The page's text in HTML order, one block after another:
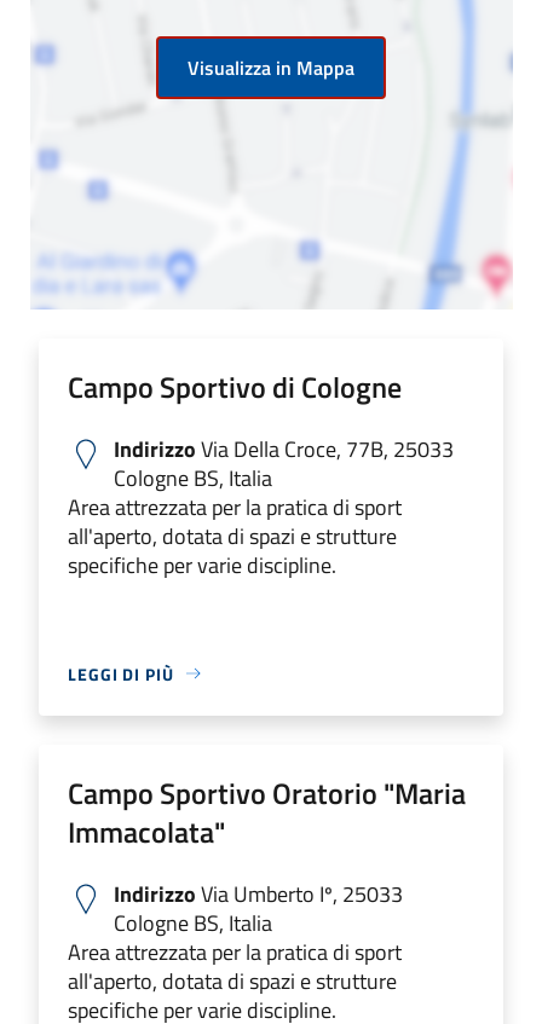
Visualizza in Mappa
Campo Sportivo di Cologne
IndirizzoVia Della Croce, 77B, 25033
Cologne BS, Italia
Area attrezzata per la pratica di sport
all'aperto, dotata di spazi e strutture
specifiche per varie discipline.
LEGGI DI PIÙ
Campo Sportivo Oratorio "Maria
Immacolata"
IndirizzoVia Umberto Iº, 25033
Cologne BS, Italia
Area attrezzata per la pratica di sport
all'aperto, dotata di spazi e strutture
specifiche per varie discipline.